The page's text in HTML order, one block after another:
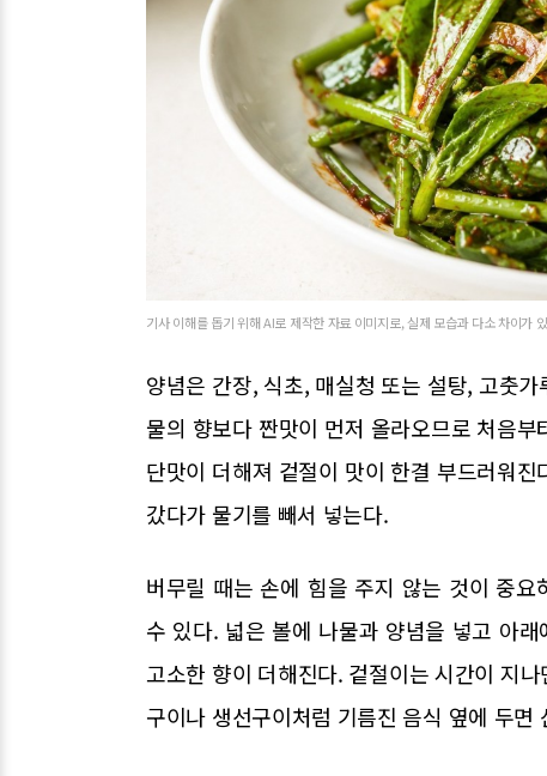
기사 이해를 돕기 위해 AI로 제작한 자료 이미지로, 실제 모습과 다소 차이가
양념은 간장, 식초, 매실청 또는 설탕, 고춧
물의 향보다 짠맛이 먼저 올라오므로 처음
단맛이 더해져 겉절이 맛이 한결 부드러워
갔다가 물기를 빼서 넣는다.
버무릴 때는 손에 힘을 주지 않는 것이 중
수 있다. 넓은 볼에 나물과 양념을 넣고 아
고소한 향이 더해진다. 겉절이는 시간이 지
구이나 생선구이처럼 기름진 음식 옆에 두면